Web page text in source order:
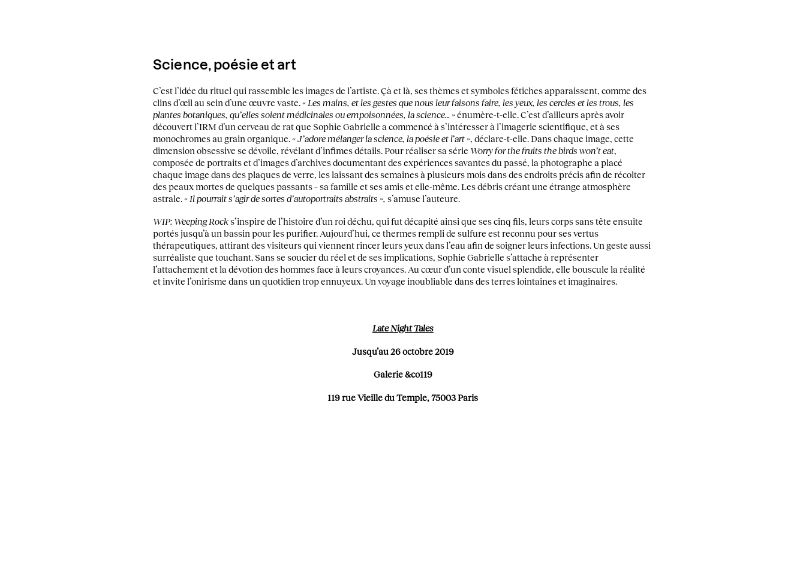
Science, poésie et art
C’est l’idée du rituel qui rassemble les images de l’artiste. Çà et là, ses thèmes et symboles fétiches apparaissent, comme des
clins d’œil au sein d’une œuvre vaste.« Les mains, et les gestes que nous leur faisons faire, les yeux, les cercles et les trous, les
plantes botaniques, qu’elles soient médicinales ou empoisonnées, la science… »énumère-t-elle. C’est d’ailleurs après avoir
découvert l’IRM d’un cerveau de rat que Sophie Gabrielle a commencé à s’intéresser à l’imagerie scientifique, et à ses
monochromes au grain organique.« J’adore mélanger la science, la poésie et l’art » , déclare-t-elle. Dans chaque image, cette
dimension obsessive se dévoile, révélant d’infimes détails. Pour réaliser sa série Worry for the fruits the birds won’t eat
composée de portraits et d’images d’archives documentant des expériences savantes du passé, la photographe a placé
chaque image dans des plaques de verre, les laissant des semaines à plusieurs mois dans des endroits précis afin de récolter
des peaux mortes de quelques passants – sa famille et ses amis et elle-même. Les débris créant une étrange atmosphère
astrale.« Il pourrait s’agir de sortes d’autoportraits abstraits », s’amuse l’auteure.
WIP: Weeping Rocks’inspire de l’histoire d’un roi déchu, qui fut décapité ainsi que ses cinq fils, leurs corps sans tête ensuite
portés jusqu’à un bassin pour les purifier. Aujourd’hui, ce thermes rempli de sulfure est reconnu pour ses vertus
thérapeutiques, attirant des visiteurs qui viennent rincer leurs yeux dans l’eau afin de soigner leurs infections. Un geste aussi
surréaliste que touchant. Sans se soucier du réel et de ses implications, Sophie Gabrielle s’attache à représenter
l’attachement et la dévotion des hommes face à leurs croyances. Au cœur d’un conte visuel splendide, elle bouscule la réalité
et invite l’onirisme dans un quotidien trop ennuyeux. Un voyage inoubliable dans des terres lointaines et imaginaires.
Late Night Tales
Jusqu’au 26 octobre 2019
Galerie &co119
119 rue Vieille du Temple, 75003 Paris